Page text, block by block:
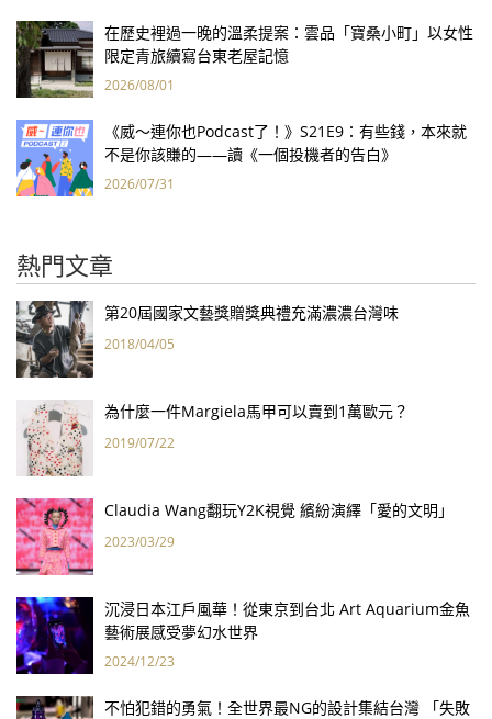
在歷史裡過一晚的溫柔提案：雲品「寶桑小町」以女性
限定青旅續寫台東老屋記憶
2026/08/01
《威～連你也Podcast了！》S21E9：有些錢，本來就
不是你該賺的——讀《一個投機者的告白》
2026/07/31
熱門文章
第20屆國家文藝獎贈獎典禮充滿濃濃台灣味
2018/04/05
為什麼一件Margiela馬甲可以賣到1萬歐元？
2019/07/22
Claudia Wang翻玩Y2K視覺 繽紛演繹「愛的文明」
2023/03/29
沉浸日本江戶風華！從東京到台北 Art Aquarium金魚
藝術展感受夢幻水世界
2024/12/23
不怕犯錯的勇氣！全世界最NG的設計集結台灣 「失敗